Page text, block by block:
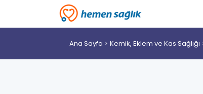
Ana Sayfa Kemik, Eklem ve Kas Sağlığı